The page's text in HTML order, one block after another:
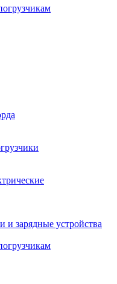
и зарядные устройства